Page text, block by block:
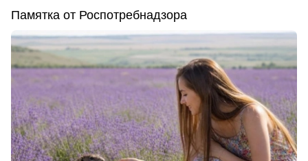
Памятка от Роспотребнадзора